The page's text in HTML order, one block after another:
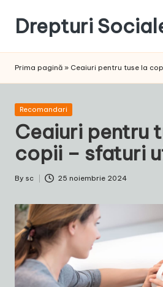
content
Drepturi
Sociale:
Ta,
Schimbarea
Noastră!
Prima pagină » Ceaiuri pentru tuse la
Posted
Recomandari
Ceaiuri pentru
copii – sfaturi
Posted
By sc 25 noiembrie 2024